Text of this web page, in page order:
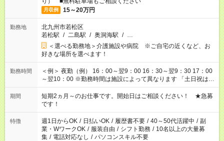
月収例 15～20万円
勤務地
北九州市若松区
若松駅 / 二島駅 / 奥洞海駅 / …
＜選べる勤務地＞介護施設や病院 ※ご自宅の近くなど、お
好きな場所を選べます！
勤務時間
＜例＞ 夜勤（例） 16：00～翌9：00 16：30～翌9：30 17：00
～翌10：00 ※勤務時間は施設によって異なります 「土日祝は休
みたい」 「しっかり稼ぎたい」 「もう少し遅い時間から始めた
い」など ご希望にあったお仕事をご案内いたします。 ※未経験
の方の場合は1～2ヶ月間は日中での仕事を経験いただき、 お
仕事に慣れてからの夜勤になります。 ★家庭の都合でお休みが
必要な場合も遠慮なくご相談ください。
期間
短期2ヵ月～のお仕事です。開始日はご相談ください！ ★急募
です！
特徴 週1日からOK / 日払いOK / 履歴書不要 / 40～50代活躍中 / 副
業・WワークOK / 服装自由 / シフト勤務 / 10名以上の大量募
集 / 電話対応なし / パソコンスキル不要